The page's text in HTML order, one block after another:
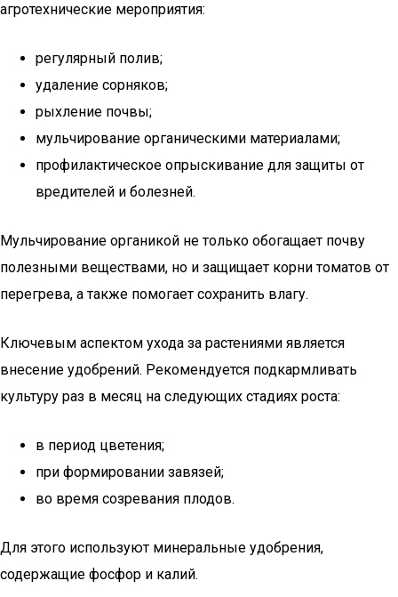
агротехнические мероприятия:
регулярный полив;
удаление сорняков;
рыхление почвы;
мульчирование органическими материалами;
профилактическое опрыскивание для защиты от
вредителей и болезней.
Мульчирование органикой не только обогащает почву
полезными веществами, но и защищает корни томатов от
перегрева, а также помогает сохранить влагу.
Ключевым аспектом ухода за растениями является
внесение удобрений. Рекомендуется подкармливать
культуру раз в месяц на следующих стадиях роста:
в период цветения;
при формировании завязей;
во время созревания плодов.
Для этого используют минеральные удобрения,
содержащие фосфор и калий.